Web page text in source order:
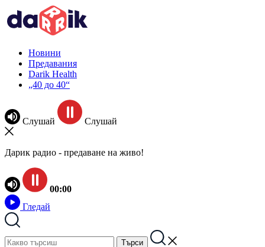
Новини
Предавания
Darik Health
„40 до 40“
Слушай Слушай
Дарик радио - предаване на живо!
00:00
Гледай